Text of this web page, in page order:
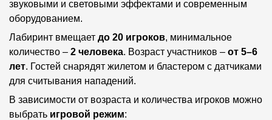
звуковыми и световыми эффектами и современным
оборудованием.
Лабиринт вмещает до 20 игроков, минимальное
количество – 2 человека. Возраст участников – от 5–6
лет. Гостей снарядят жилетом и бластером с датчиками
для считывания нападений.
В зависимости от возраста и количества игроков можно
выбрать игровой режим: